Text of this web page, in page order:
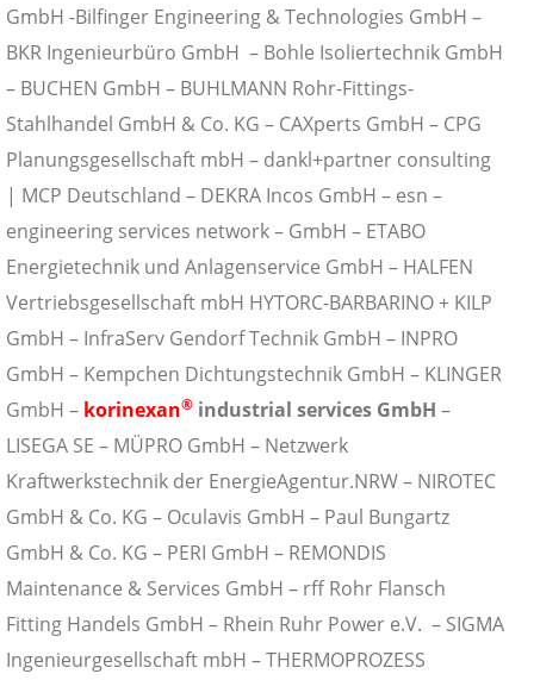
GmbH -Bilfinger Engineering & Technologies GmbH –
BKR Ingenieurbüro GmbH – Bohle Isoliertechnik GmbH
– BUCHEN GmbH – BUHLMANN Rohr-Fittings-
Stahlhandel GmbH & Co. KG – CAXperts GmbH – CPG
Planungsgesellschaft mbH – dankl+partner consulting
| MCP Deutschland – DEKRA Incos GmbH – esn –
engineering services network – GmbH – ETABO
Energietechnik und Anlagenservice GmbH – HALFEN
Vertriebsgesellschaft mbH HYTORC-BARBARINO + KILP
GmbH – InfraServ Gendorf Technik GmbH – INPRO
GmbH – Kempchen Dichtungstechnik GmbH – KLINGER
GmbH – korinexan® industrial services GmbH –
LISEGA SE – MÜPRO GmbH – Netzwerk
Kraftwerkstechnik der EnergieAgentur.NRW – NIROTEC
GmbH & Co. KG – Oculavis GmbH – Paul Bungartz
GmbH & Co. KG – PERI GmbH – REMONDIS
Maintenance & Services GmbH – rff Rohr Flansch
Fitting Handels GmbH – Rhein Ruhr Power e.V. – SIGMA
Ingenieurgesellschaft mbH – THERMOPROZESS